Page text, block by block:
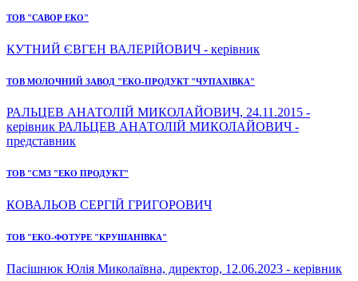
ТОВ "САВОР ЕКО"
КУТНИЙ ЄВГЕН ВАЛЕРІЙОВИЧ - керівник
ТОВ МОЛОЧНИЙ ЗАВОД "ЕКО-ПРОДУКТ "ЧУПАХІВКА"
РАЛЬЦЕВ АНАТОЛІЙ МИКОЛАЙОВИЧ, 24.11.2015 -
керівник РАЛЬЦЕВ АНАТОЛІЙ МИКОЛАЙОВИЧ -
представник
ТОВ "СМЗ "ЕКО ПРОДУКТ"
КОВАЛЬОВ СЕРГІЙ ГРИГОРОВИЧ
ТОВ "ЕКО-ФОТУРЕ "КРУШАНІВКА"
Пасішнюк Юлія Миколаївна, директор, 12.06.2023 - керівник